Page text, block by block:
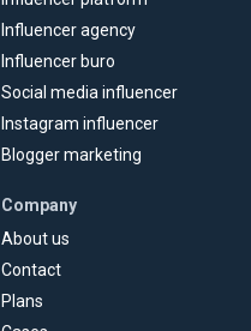
Influencer agency
Influencer buro
Social media influencer
Instagram influencer
Blogger marketing
Company
About us
Contact
Plans